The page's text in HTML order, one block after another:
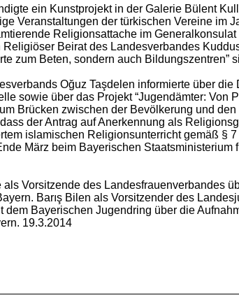
ein Kunstprojekt in der Galerie Bülent
Veranstaltungen der türkischen Vereine im
Religionsattache im
Religiöser Beirat des Landesverbandes
zum Beten, sondern auch Bildungszentren”
Oğuz Taşdelen informierte über die
sowie über das Projekt “Jugendämter: Von
Brücken zwischen der Bevölkerung und
der Antrag auf Anerkennung als
islamischen Religionsunterricht gemäß § 7
März beim Bayerischen Staatsministerium
als Vorsitzende des Landesfrauenverbandes
Barış Bilen als Vorsitzender des
dem Bayerischen Jugendring über die
19.3.2014